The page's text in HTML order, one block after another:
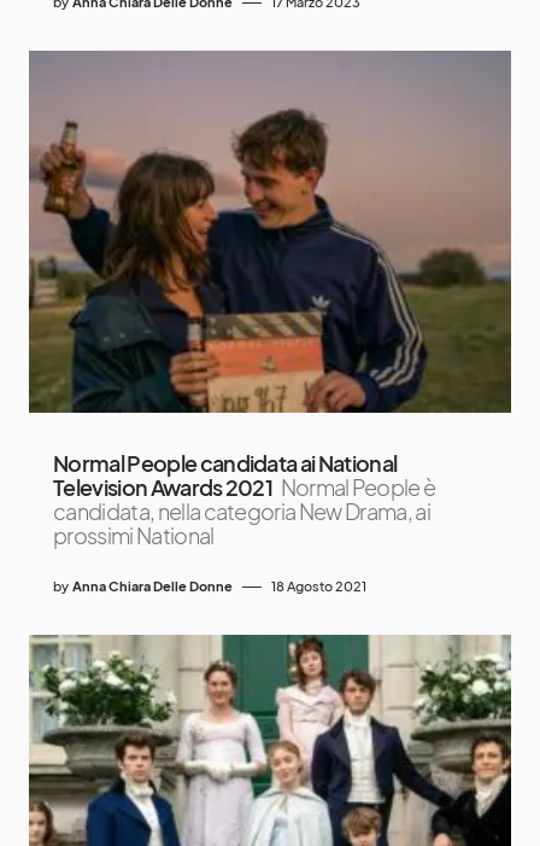
Normal People candidata ai National
Television Awards 2021 Normal People è
candidata, nella categoria New Drama, ai
prossimi National
by Anna Chiara Delle Donne 18 Agosto 2021